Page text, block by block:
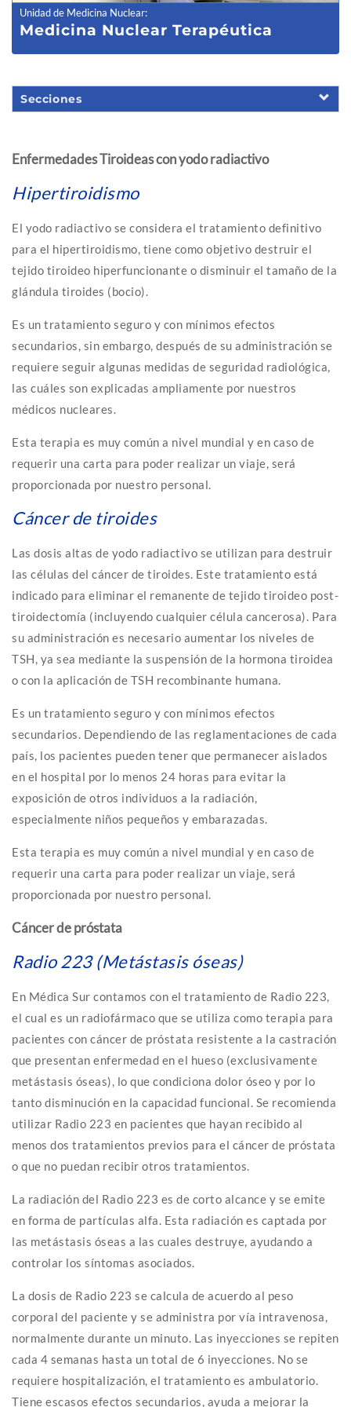
Unidad de Medicina Nuclear:
Medicina Nuclear Terapéutica
Secciones
Enfermedades Tiroideas con yodo radiactivo
Hipertiroidismo
El yodo radiactivo se considera el tratamiento definitivo
para el hipertiroidismo, tiene como objetivo destruir el
tejido tiroideo hiperfuncionante o disminuir el tamaño de la
glándula tiroides (bocio).
Es un tratamiento seguro y con mínimos efectos
secundarios, sin embargo, después de su administración se
requiere seguir algunas medidas de seguridad radiológica,
las cuáles son explicadas ampliamente por nuestros
médicos nucleares.
Esta terapia es muy común a nivel mundial y en caso de
requerir una carta para poder realizar un viaje, será
proporcionada por nuestro personal.
Cáncer de tiroides
Las dosis altas de yodo radiactivo se utilizan para destruir
las células del cáncer de tiroides. Este tratamiento está
indicado para eliminar el remanente de tejido tiroideo post-
tiroidectomía (incluyendo cualquier célula cancerosa). Para
su administración es necesario aumentar los niveles de
TSH, ya sea mediante la suspensión de la hormona tiroidea
o con la aplicación de TSH recombinante humana.
Es un tratamiento seguro y con mínimos efectos
secundarios. Dependiendo de las reglamentaciones de cada
país, los pacientes pueden tener que permanecer aislados
en el hospital por lo menos 24 horas para evitar la
exposición de otros individuos a la radiación,
especialmente niños pequeños y embarazadas.
Esta terapia es muy común a nivel mundial y en caso de
requerir una carta para poder realizar un viaje, será
proporcionada por nuestro personal.
Cáncer de próstata
Radio 223 (Metástasis óseas)
En Médica Sur contamos con el tratamiento de Radio 223,
el cual es un radiofármaco que se utiliza como terapia para
pacientes con cáncer de próstata resistente a la castración
que presentan enfermedad en el hueso (exclusivamente
metástasis óseas), lo que condiciona dolor óseo y por lo
tanto disminución en la capacidad funcional. Se recomienda
utilizar Radio 223 en pacientes que hayan recibido al
menos dos tratamientos previos para el cáncer de próstata
o que no puedan recibir otros tratamientos.
La radiación del Radio 223 es de corto alcance y se emite
en forma de partículas alfa. Esta radiación es captada por
las metástasis óseas a las cuales destruye, ayudando a
controlar los síntomas asociados.
La dosis de Radio 223 se calcula de acuerdo al peso
corporal del paciente y se administra por vía intravenosa,
normalmente durante un minuto. Las inyecciones se repiten
cada 4 semanas hasta un total de 6 inyecciones. No se
requiere hospitalización, el tratamiento es ambulatorio.
Tiene escasos efectos secundarios, ayuda a mejorar la